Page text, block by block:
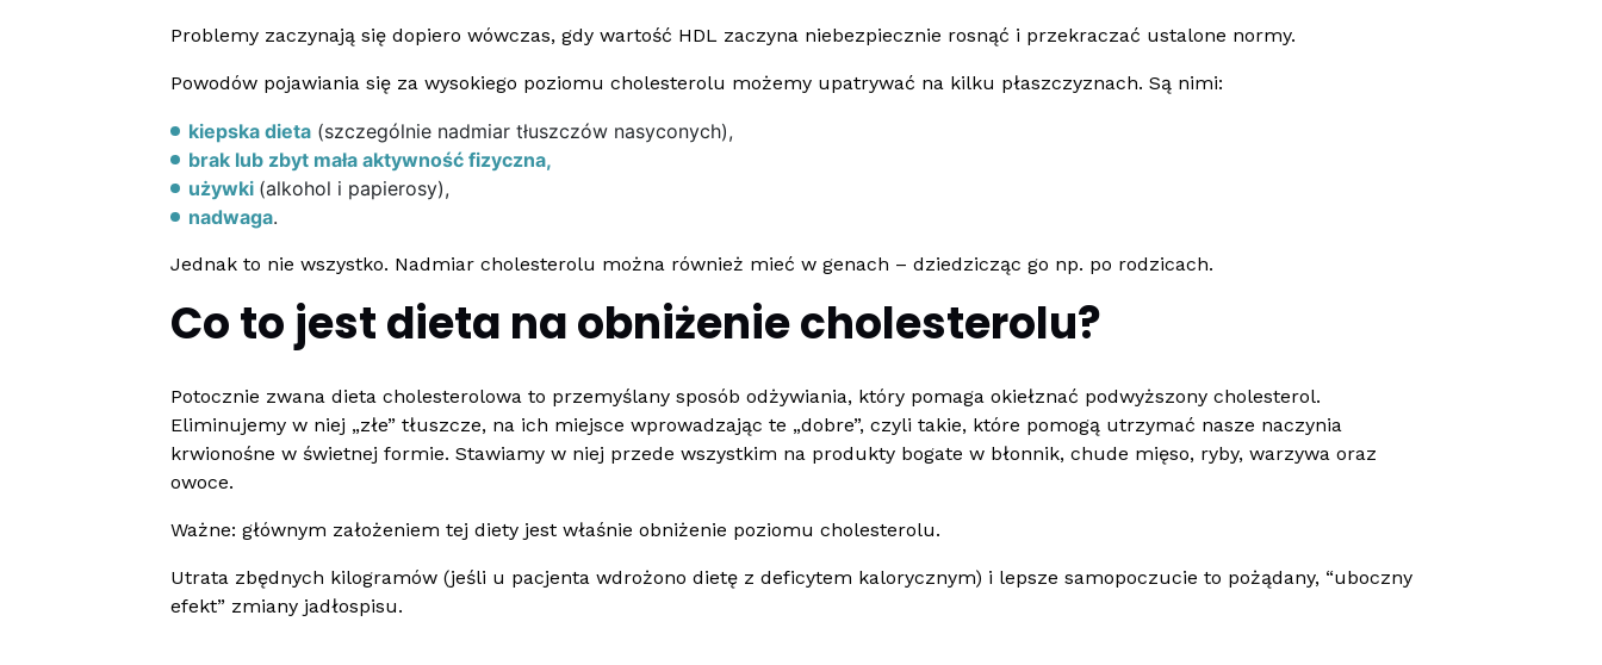
Problemy zaczynają się dopiero wówczas, gdy wartość HDL zaczyna niebezpiecznie rosnąć i przekraczać ustalone normy.
Powodów pojawiania się za wysokiego poziomu cholesterolu możemy upatrywać na kilku płaszczyznach. Są nimi:
kiepska dieta (szczególnie nadmiar tłuszczów nasyconych),
brak lub zbyt mała aktywność fizyczna,
używki (alkohol i papierosy),
nadwaga.
Jednak to nie wszystko. Nadmiar cholesterolu można również mieć w genach – dziedzicząc go np. po rodzicach.
Co to jest dieta na obniżenie cholesterolu?
Potocznie zwana dieta cholesterolowa to przemyślany sposób odżywiania, który pomaga okiełznać podwyższony cholesterol.
Eliminujemy w niej „złe” tłuszcze, na ich miejsce wprowadzając te „dobre”, czyli takie, które pomogą utrzymać nasze naczynia
krwionośne w świetnej formie. Stawiamy w niej przede wszystkim na produkty bogate w błonnik, chude mięso, ryby, warzywa oraz
owoce.
Ważne: głównym założeniem tej diety jest właśnie obniżenie poziomu cholesterolu.
Utrata zbędnych kilogramów (jeśli u pacjenta wdrożono dietę z deficytem kalorycznym) i lepsze samopoczucie to pożądany, “uboczny
efekt” zmiany jadłospisu.